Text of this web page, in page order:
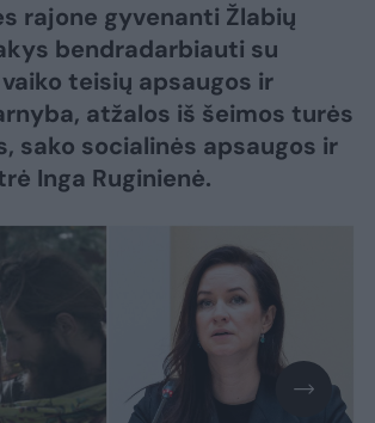
rajone gyvenanti Žlabių
bendradarbiauti su
teisių apsaugos ir
atžalos iš šeimos turės
sako socialinės apsaugos ir
Inga Ruginienė.